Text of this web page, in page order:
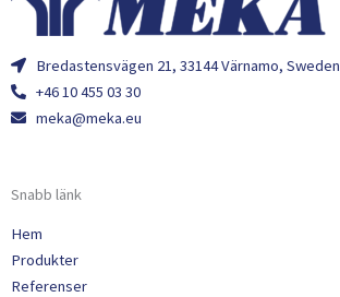
Bredastensvägen 21, 33144 Värnamo, Sweden
+46 10 455 03 30
meka@meka.eu
Snabb länk
Hem
Produkter
Referenser